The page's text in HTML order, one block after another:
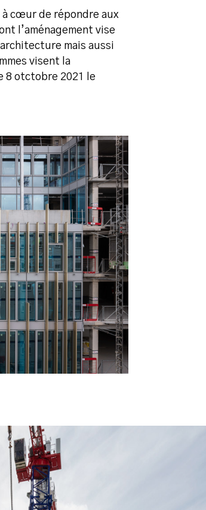
cœur de répondre aux
l’aménagement vise
mais aussi
visent la
8 otctobre 2021 le